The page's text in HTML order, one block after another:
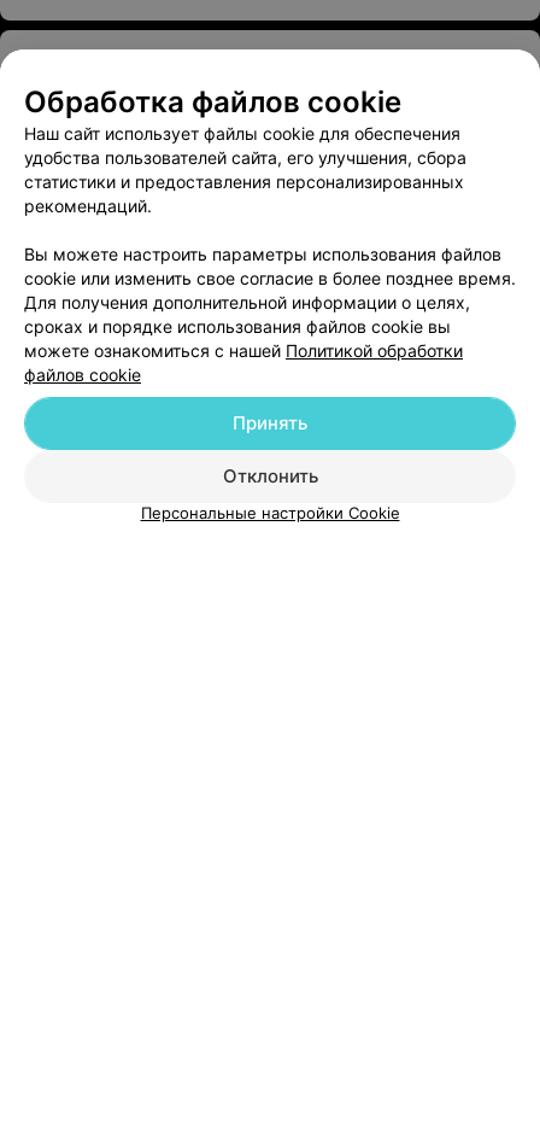
Верона Стиль
Минск, пер. Музыкальный, 1 до 17:00
МАНИКЮРНО-ПЕДИКЮРНЫЙ КАБИНЕТ
Минск, ул. Комсомольская, 16 до 20:00
Добавить компанию
Добавить специалиста
Обработка файлов cookie
Наш сайт использует файлы cookie для обеспечения
удобства пользователей сайта, его улучшения, сбора
статистики и предоставления персонализированных
рекомендаций.
Вы можете настроить параметры использования файлов
cookie или изменить свое согласие в более позднее время.
Для получения дополнительной информации о целях,
сроках и порядке использования файлов cookie вы
можете ознакомиться с нашей Политикой обработки
файлов cookie
Отклонить
Принять
Персональные настройки Cookie